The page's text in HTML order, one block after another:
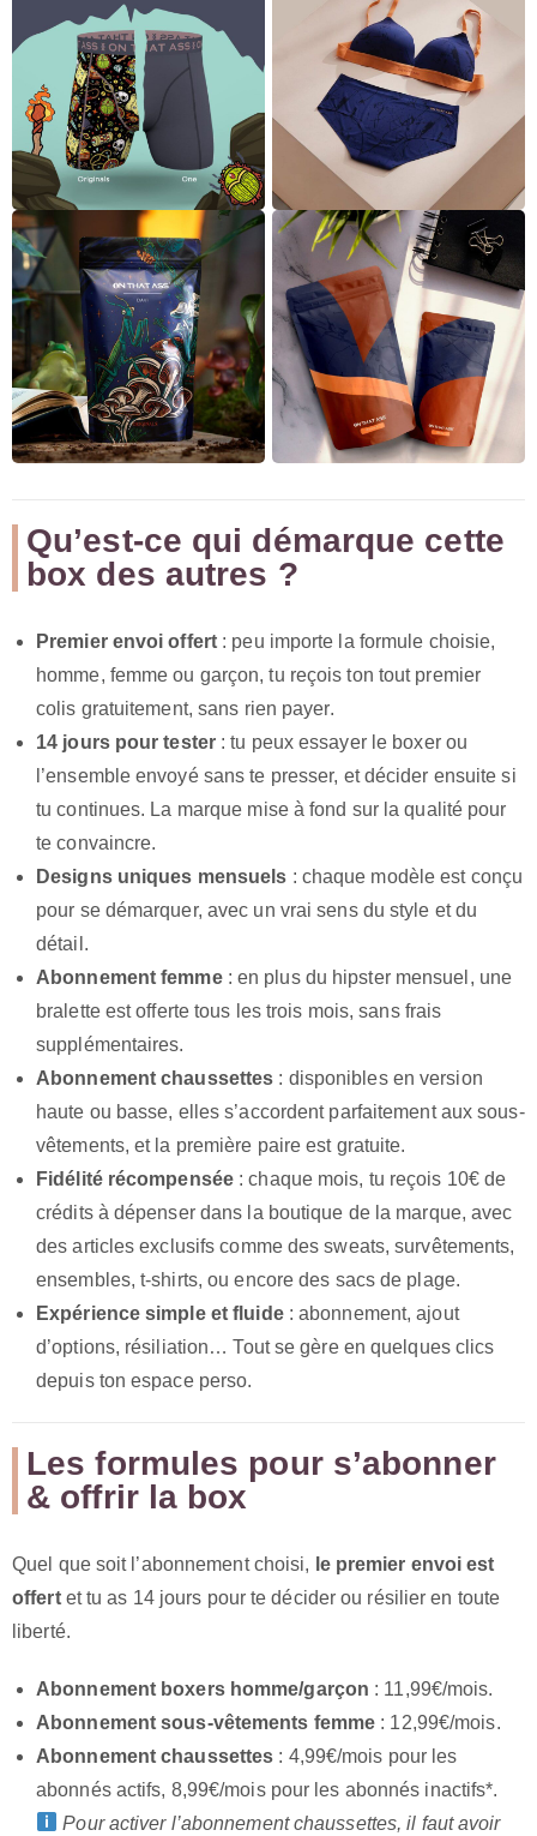
Qu’est-ce qui démarque cette
box des autres ?
Premier envoi offert : peu importe la formule choisie,
homme, femme ou garçon, tu reçois ton tout premier
colis gratuitement, sans rien payer.
14 jours pour tester : tu peux essayer le boxer ou
l’ensemble envoyé sans te presser, et décider ensuite si
tu continues. La marque mise à fond sur la qualité pour
te convaincre.
Designs uniques mensuels : chaque modèle est conçu
pour se démarquer, avec un vrai sens du style et du
détail.
Abonnement femme: en plus du hipster mensuel, une
bralette est offerte tous les trois mois, sans frais
supplémentaires.
Abonnement chaussettes : disponibles en version
haute ou basse, elles s’accordent parfaitement aux sous-
vêtements, et la première paire est gratuite.
Fidélité récompensée : chaque mois, tu reçois 10€ de
crédits à dépenser dans la boutique de la marque, avec
des articles exclusifs comme des sweats, survêtements,
ensembles, t-shirts, ou encore des sacs de plage.
Expérience simple et fluide: abonnement, ajout
d’options, résiliation… Tout se gère en quelques clics
depuis ton espace perso.
Les formules pour s’abonner
& offrir la box
Quel que soit l’abonnement choisi, le premier envoi est
offertet tu as 14 jours pour te décider ou résilier en toute
liberté.
Abonnement boxers homme/garçon : 11,99€/mois.
Abonnement sous-vêtements femme : 12,99€/mois.
Abonnement chaussettes : 4,99€/mois pour les
abonnés actifs, 8,99€/mois pour les abonnés inactifs*.
Pour activer l’abonnement chaussettes, il faut avoir